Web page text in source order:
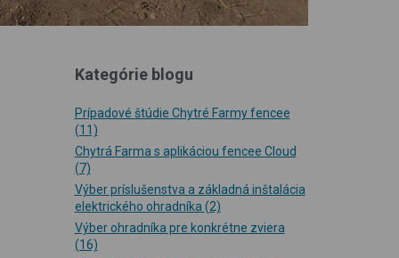
Kategórie blogu
Prípadové štúdie Chytré Farmy fencee
(11)
Chytrá Farma s aplikáciou fencee Cloud
(7)
Výber príslušenstva a základná inštalácia
elektrického ohradníka (2)
Výber ohradníka pre konkrétne zviera
(16)